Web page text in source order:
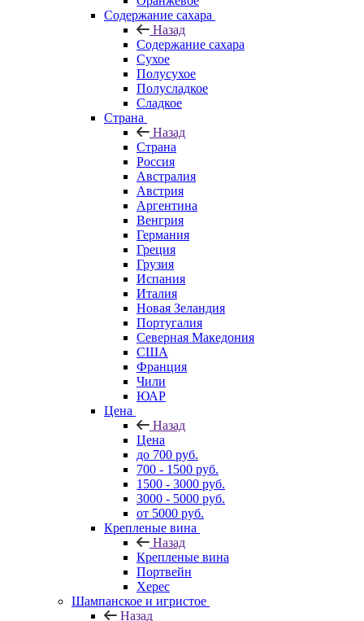
Содержание сахара
Назад
Содержание сахара
Сухое
Полусухое
Полусладкое
Сладкое
Страна
Назад
Страна
Россия
Австралия
Австрия
Аргентина
Венгрия
Германия
Греция
Грузия
Испания
Италия
Новая Зеландия
Португалия
Северная Македония
США
Франция
Чили
ЮАР
Цена
Назад
Цена
до 700 руб.
700 - 1500 руб.
1500 - 3000 руб.
3000 - 5000 руб.
от 5000 руб.
Крепленые вина
Назад
Крепленые вина
Портвейн
Херес
Шампанское и игристое
Назад